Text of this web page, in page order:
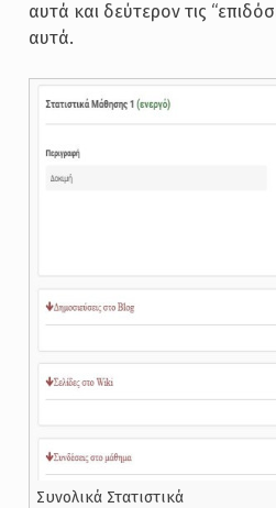
αυτά και δεύτερον τις
αυτά.
Συνολικά Στατιστικά